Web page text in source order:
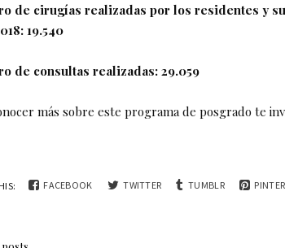
de cirugías realizadas por los residentes y
19.540
de consultas realizadas: 29.059
más sobre este programa de posgrado te
FACEBOOK TWITTER TUMBLR